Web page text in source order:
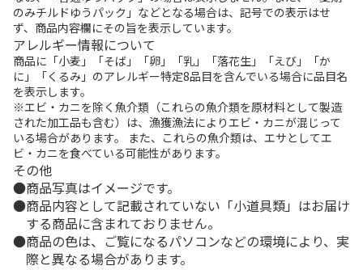
のみチルドゆうパック」などとなる場合は、記号での表示はせ
ず、商品内容欄にその旨を表示しています。
アレルギー情報について
商品に「小麦」「そば」「卵」「乳」「落花生」「えび」「か
に」「くるみ」のアレルギー特定8品目を含んでいる場合に品目名
を表示します。
※エビ・カニを除く魚介類（これらの魚介類を原材料として製造
された加工品も含む）は、漁獲漁法によりエビ・カニが混じって
いる場合があります。 また、これらの魚介類は、エサとしてエ
ビ・カニを食べている可能性があります。
その他
商品写真はイメージです。
商品内容として記載されていない「小道具類」はお届け
する商品に含まれておりません。
商品の色は、ご覧になるパソコンなどの環境により、実
際と異なる場合があります。